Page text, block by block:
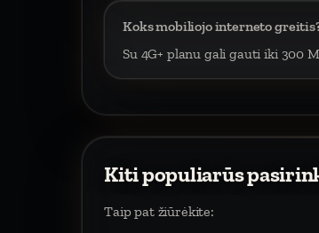
Koks mobiliojo interneto
Su 4G+ planu gali gauti iki 300
Kiti populiarūs
Taip pat žiūrėkite: